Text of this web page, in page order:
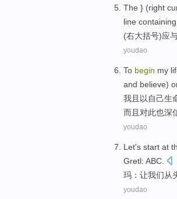
The } (right
line
(右大括号)应
youdao
To begin my
and believe)
我 且 以 自己生
而且 对此也深
youdao
Let's start at
Gretl: ABC
玛： 让我们从
youdao